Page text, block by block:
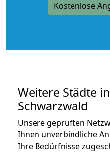
Kostenlose
Weitere Städte
Schwarzwald
Unsere geprüften
Ihnen unverbindliche
Ihre Bedürfnisse